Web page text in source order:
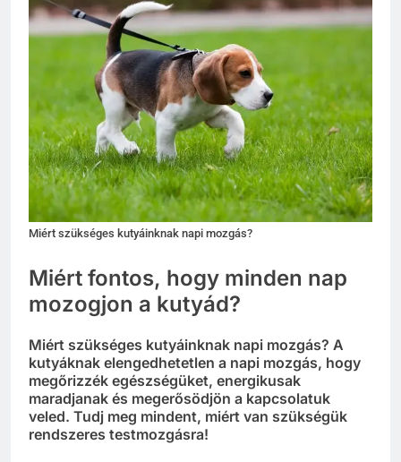
Miért szükséges kutyáinknak napi mozgás?
Miért fontos, hogy minden nap
mozogjon a kutyád?
Miért szükséges kutyáinknak napi mozgás? A
kutyáknak elengedhetetlen a napi mozgás, hogy
megőrizzék egészségüket, energikusak
maradjanak és megerősödjön a kapcsolatuk
veled. Tudj meg mindent, miért van szükségük
rendszeres testmozgásra!